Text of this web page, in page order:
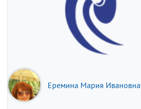
Еремина Мария Ивановна